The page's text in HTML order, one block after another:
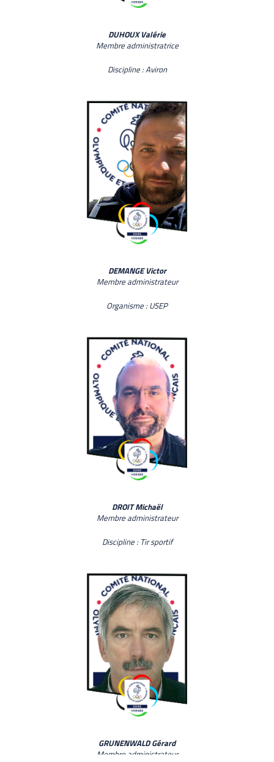
DUHOUX Valérie
Membre administratrice
Discipline : Aviron
DEMANGE Victor
Membre administrateur
Organisme : USEP
DROIT Michaël
Membre administrateur
Discipline : Tir sportif
GRUNENWALD Gérard
Membre administrateur